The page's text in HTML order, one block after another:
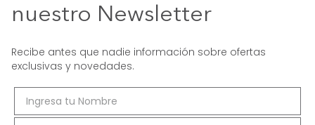
nuestro Newsletter
Recibe antes que nadie información sobre ofertas
exclusivas y novedades.